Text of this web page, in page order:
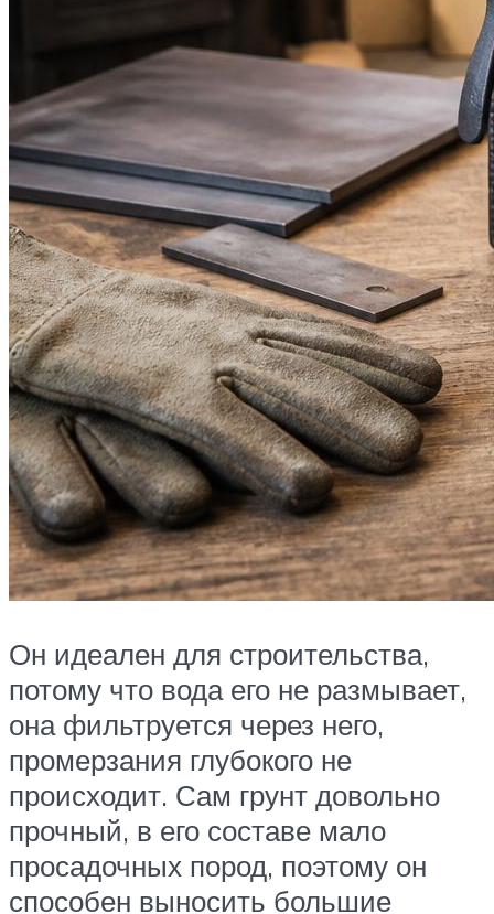
Он идеален для строительства,
потому что вода его не размывает,
она фильтруется через него,
промерзания глубокого не
происходит. Сам грунт довольно
прочный, в его составе мало
просадочных пород, поэтому он
способен выносить большие